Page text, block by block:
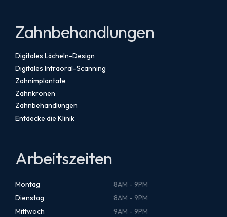
Zahnbehandlungen
Digitales Lächeln-Design
Digitales Intraoral-Scanning
Zahnimplantate
Zahnkronen
Zahnbehandlungen
Entdecke die Klinik
Arbeitszeiten
Montag
8AM - 9PM
Dienstag
8AM - 9PM
Mittwoch
9AM - 9PM